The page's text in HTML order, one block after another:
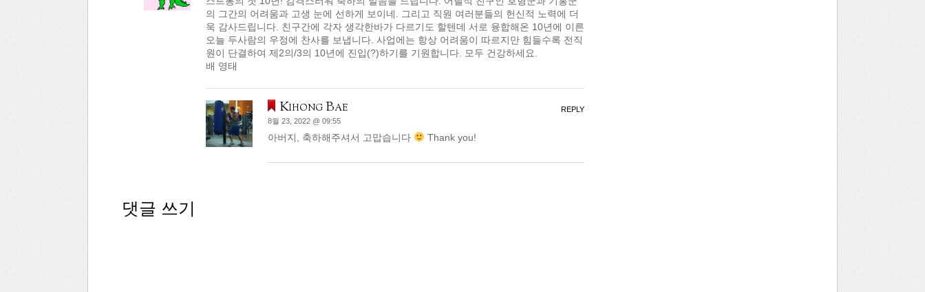
의 그간의 어려움과 고생 눈에 선하게 보이네. 그리고 직원 여러분들의 헌신적 노력에 더
욱 감사드립니다. 친구간에 각자 생각한바가 다르기도 할텐데 서로 융합해온 10년에 이른
오늘 두사람의 우정에 찬사를 보냅니다. 사업에는 항상 어려움이 따르지만 힘들수록 전직
원이 단결하여 제2의/3의 10년에 진입(?)하기를 기원합니다. 모두 건강하세요.
배 영태
Kihong Bae
8월 23, 2022 @ 09:55
아버지, 축하해주셔서 고맙습니다 Thank you!
REPLY
댓글 쓰기